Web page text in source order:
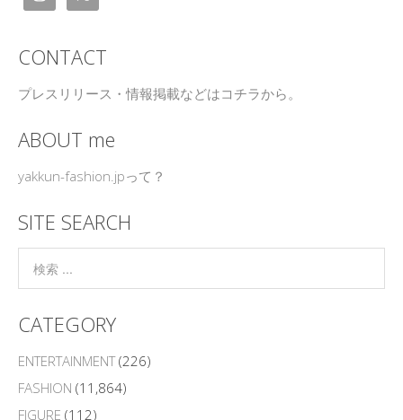
CONTACT
プレスリリース・情報掲載などはコチラから。
ABOUT me
yakkun-fashion.jpって？
SITE SEARCH
CATEGORY
ENTERTAINMENT(226)
FASHION (11,864)
FIGURE (112)